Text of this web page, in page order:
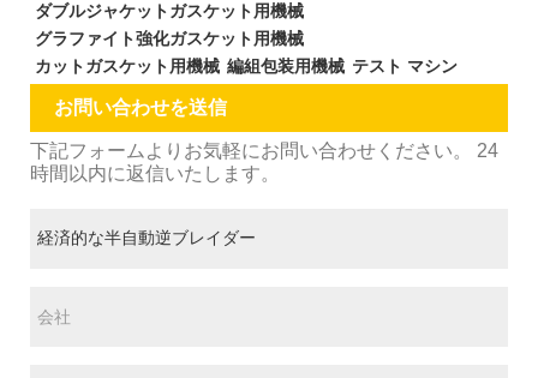
ダブルジャケットガスケット用機械
グラファイト強化ガスケット用機械
カットガスケット用機械 編組包装用機械 テスト マシン
お問い合わせを送信
下記フォームよりお気軽にお問い合わせください。 24
時間以内に返信いたします。